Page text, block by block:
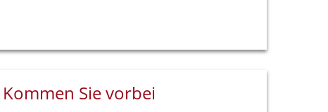
Kommen Sie vorbei